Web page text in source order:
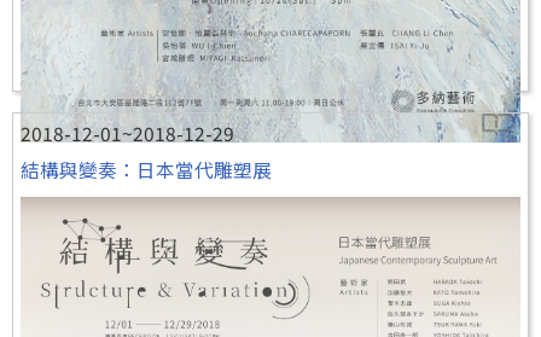
2018-12-01~2018-12-29
結構與變奏：日本當代雕塑展